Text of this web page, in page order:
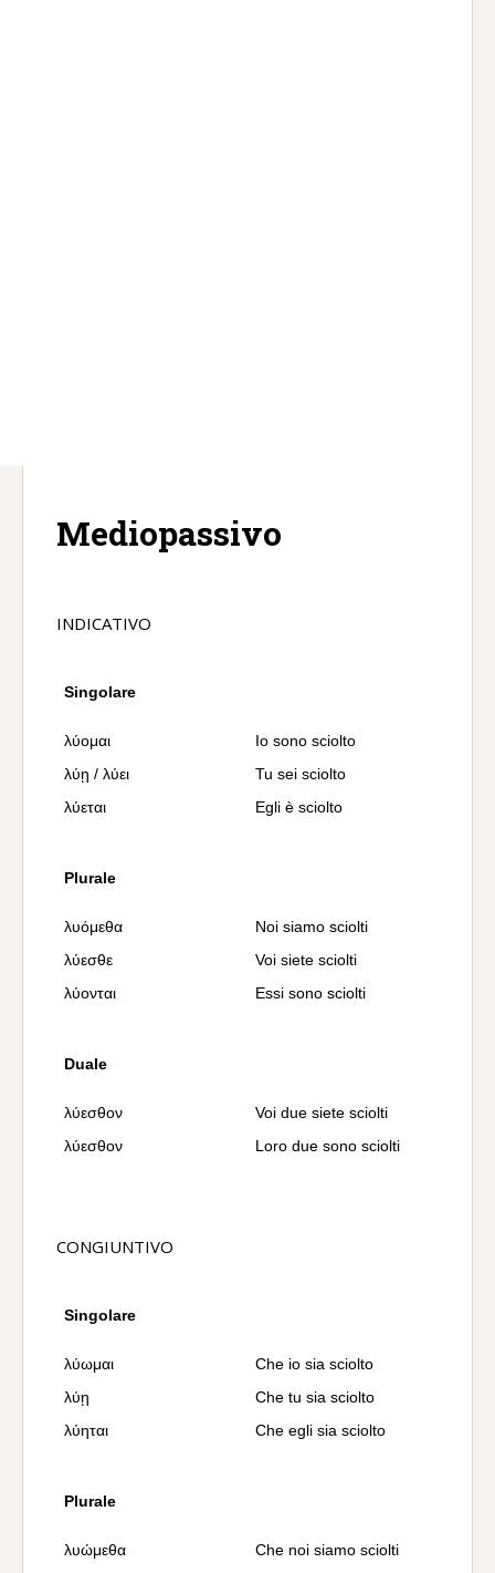
Mediopassivo
INDICATIVO
Singolare
λύομαι
Io sono sciolto
λύῃ / λύει
Tu sei sciolto
λύεται
Egli è sciolto
Plurale
λυόμεθα
Noi siamo sciolti
λύεσθε
Voi siete sciolti
λύονται
Essi sono sciolti
Duale
λύεσθον
Voi due siete sciolti
λύεσθον
Loro due sono sciolti
CONGIUNTIVO
Singolare
λύωμαι
Che io sia sciolto
λύῃ
Che tu sia sciolto
λύηται
Che egli sia sciolto
Plurale
λυώμεθα Che noi siamo sciolti